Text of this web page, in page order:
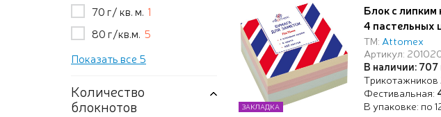
70 г/ кв. м. 1
80 г/кв.м. 5
Показать все 5
Количество
блокнотов
Блок с
4 пастельных
ТМ: Attomex
Артикул:
В наличии: 707
Трикотажников
Фестивальная:
В упаковке: по
ЗАКЛАДКА